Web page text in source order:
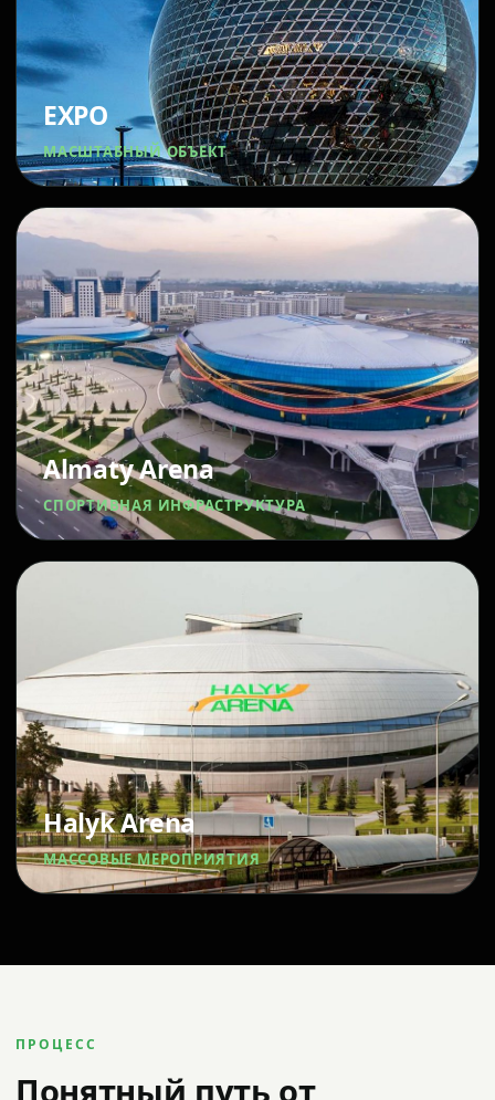
EXPO
МАСШТАБНЫЙ ОБЪЕКТ
Almaty Arena
СПОРТИВНАЯ ИНФРАСТРУКТУРА
Halyk Arena
МАССОВЫЕ МЕРОПРИЯТИЯ
ПРОЦЕСС
Понятный путь от